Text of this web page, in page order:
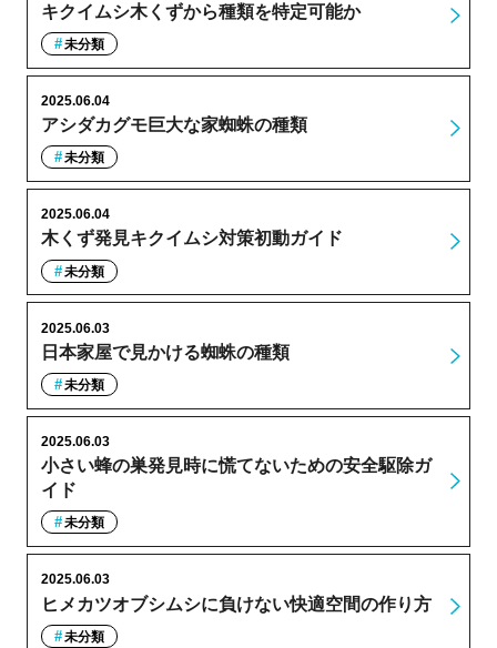
キクイムシ木くずから種類を特定可能か
未分類
アシダカグモ巨大な家蜘蛛の種類
2025.06.04
未分類
木くず発見キクイムシ対策初動ガイド
2025.06.04
未分類
日本家屋で見かける蜘蛛の種類
2025.06.03
未分類
小さい蜂の巣発見時に慌てないための安全駆除ガ
イド
2025.06.03
未分類
ヒメカツオブシムシに負けない快適空間の作り方
2025.06.03
未分類